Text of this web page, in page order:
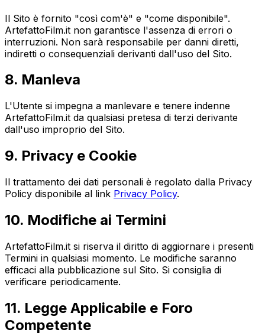
Il Sito è fornito "così com'è" e "come disponibile".
ArtefattoFilm.it non garantisce l'assenza di errori o
interruzioni. Non sarà responsabile per danni diretti,
indiretti o consequenziali derivanti dall'uso del Sito.
8. Manleva
L'Utente si impegna a manlevare e tenere indenne
ArtefattoFilm.it da qualsiasi pretesa di terzi derivante
dall'uso improprio del Sito.
9. Privacy e Cookie
Il trattamento dei dati personali è regolato dalla Privacy
Policy disponibile al link Privacy Policy.
10. Modifiche ai Termini
ArtefattoFilm.it si riserva il diritto di aggiornare i presenti
Termini in qualsiasi momento. Le modifiche saranno
efficaci alla pubblicazione sul Sito. Si consiglia di
verificare periodicamente.
11. Legge Applicabile e Foro
Competente